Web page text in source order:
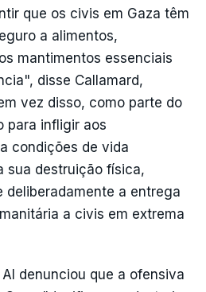
que os civis em Gaza têm
a alimentos,
mantimentos essenciais
disse Callamard,
vez disso, como parte do
para infligir aos
condições de vida
sua destruição física,
deliberadamente a entrega
a civis em extrema
denunciou que a ofensiva